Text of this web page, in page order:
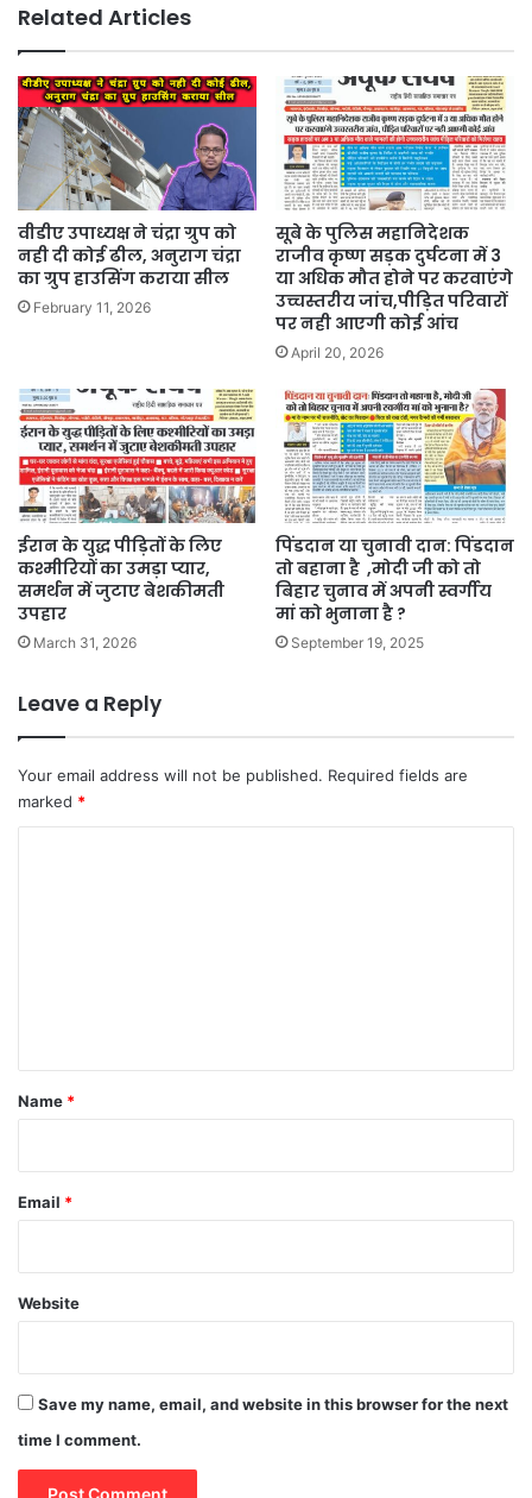
Related Articles
वीडीए उपाध्यक्ष ने चंद्रा ग्रुप को
नही दी कोई ढील, अनुराग चंद्रा
का ग्रुप हाउसिंग कराया सील
February 11, 2026
सूबे के पुलिस महानिदेशक
राजीव कृष्ण सड़क दुर्घटना में 3
या अधिक मौत होने पर करवाएंगे
उच्चस्तरीय जांच,पीड़ित परिवारों
पर नही आएगी कोई आंच
April 20, 2026
ईरान के युद्ध पीड़ितों के लिए
कश्मीरियों का उमड़ा प्यार,
समर्थन में जुटाए बेशकीमती
उपहार
March 31, 2026
पिंडदान या चुनावी दान: पिंडदान
तो बहाना है ,मोदी जी को तो
बिहार चुनाव में अपनी स्वर्गीय
मां को भुनाना है ?
September 19, 2025
Leave a Reply
Your email address will not be published. Required fields are
marked *
*
Name *
Email *
Website
Save my name, email, and website in this browser for the next
time I comment.